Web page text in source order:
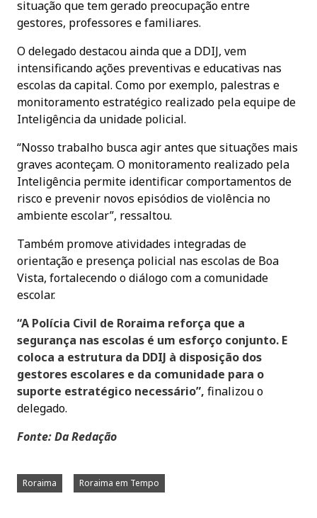
situação que tem gerado preocupação entre
gestores, professores e familiares.
O delegado destacou ainda que a DDIJ, vem
intensificando ações preventivas e educativas nas
escolas da capital. Como por exemplo, palestras e
monitoramento estratégico realizado pela equipe de
Inteligência da unidade policial.
“Nosso trabalho busca agir antes que situações mais
graves aconteçam. O monitoramento realizado pela
Inteligência permite identificar comportamentos de
risco e prevenir novos episódios de violência no
ambiente escolar”, ressaltou.
Também promove atividades integradas de
orientação e presença policial nas escolas de Boa
Vista, fortalecendo o diálogo com a comunidade
escolar.
“A Polícia Civil de Roraima reforça que a
segurança nas escolas é um esforço conjunto. E
coloca a estrutura da DDIJ à disposição dos
gestores escolares e da comunidade para o
suporte estratégico necessário”, finalizou o
delegado.
Fonte: Da Redação
Roraima Roraima em Tempo